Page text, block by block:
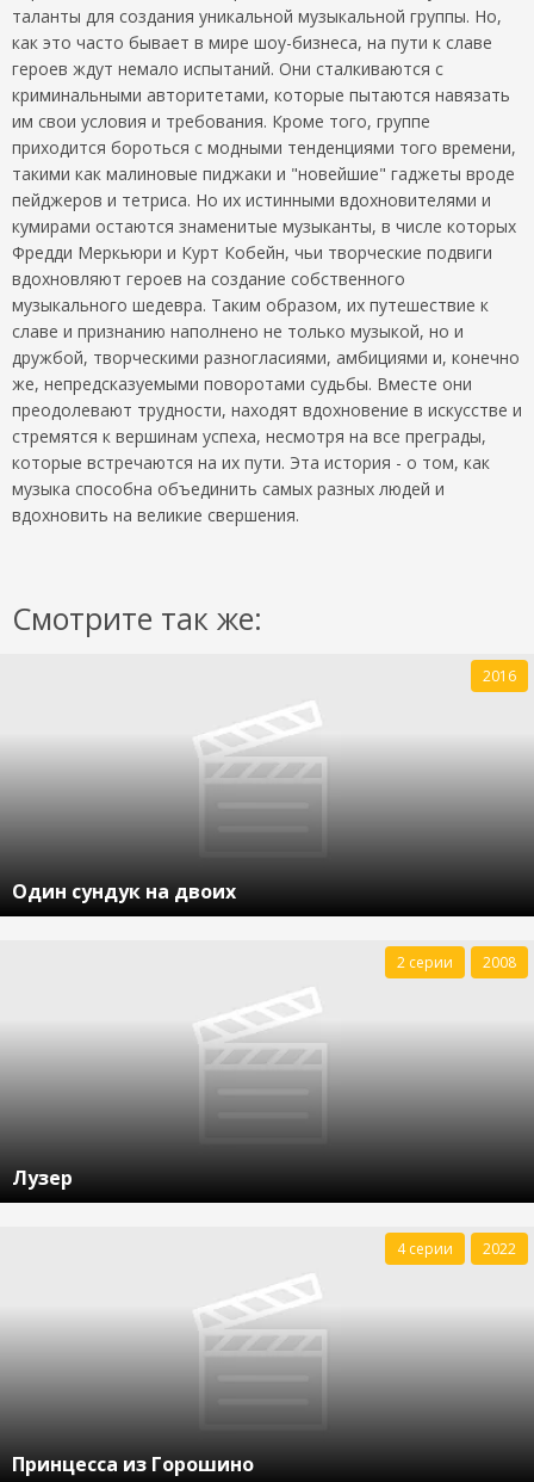
таланты для создания уникальной музыкальной группы. Но,
как это часто бывает в мире шоу-бизнеса, на пути к славе
героев ждут немало испытаний. Они сталкиваются с
криминальными авторитетами, которые пытаются навязать
им свои условия и требования. Кроме того, группе
приходится бороться с модными тенденциями того времени,
такими как малиновые пиджаки и "новейшие" гаджеты вроде
пейджеров и тетриса. Но их истинными вдохновителями и
кумирами остаются знаменитые музыканты, в числе которых
Фредди Меркьюри и Курт Кобейн, чьи творческие подвиги
вдохновляют героев на создание собственного
музыкального шедевра. Таким образом, их путешествие к
славе и признанию наполнено не только музыкой, но и
дружбой, творческими разногласиями, амбициями и, конечно
же, непредсказуемыми поворотами судьбы. Вместе они
преодолевают трудности, находят вдохновение в искусстве и
стремятся к вершинам успеха, несмотря на все преграды,
которые встречаются на их пути. Эта история - о том, как
музыка способна объединить самых разных людей и
вдохновить на великие свершения.
Смотрите так же:
Один сундук на двоих
2016
Лузер
2 серии 2008
Принцесса из Горошино
4 серии 2022